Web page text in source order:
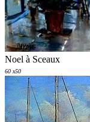
Noel à Sceaux
60 x50